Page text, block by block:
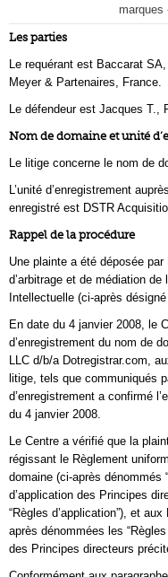
marques
Les parties
Le requérant est Baccarat
Meyer & Partenaires, France.
Le défendeur est Jacques T.,
Nom de domaine et unité
Le litige concerne le nom de
L’unité d’enregistrement
enregistré est DSTR
Rappel de la procédure
Une plainte a été déposée
d’arbitrage et de médiation
Intellectuelle (ci-après
En date du 4 janvier 2008, le
d’enregistrement du nom de
LLC d/b/a Dotregistrar.com,
litige, tels que communiqués
d’enregistrement a confirmé
du 4 janvier 2008.
Le Centre a vérifié que la
régissant le Règlement
domaine (ci-après dénommés
d’application des Principes
“Règles d’application”), et
après dénommées les
des Principes directeurs